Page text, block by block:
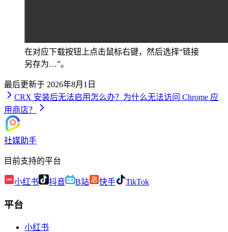
在对应下载按钮上点击鼠标右键，然后选择“链接
另存为…”。
最后更新于 2026年8月1日
CRX 安装后无法启用怎么办？ 为什么无法访问 Chrome 应
用商店？
社媒助手
目前支持的平台
小红书 抖音 B站 快手 TikTok
平台
小红书